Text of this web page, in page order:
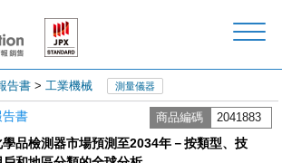
告書 >工業機械 測量儀器
告書 商品編碼 2041883
品檢測器市場預測至2034年－按類型、技